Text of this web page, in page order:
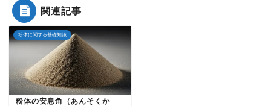
関連記事
粉体に関する基礎知識
粉体の安息角（あんそくか